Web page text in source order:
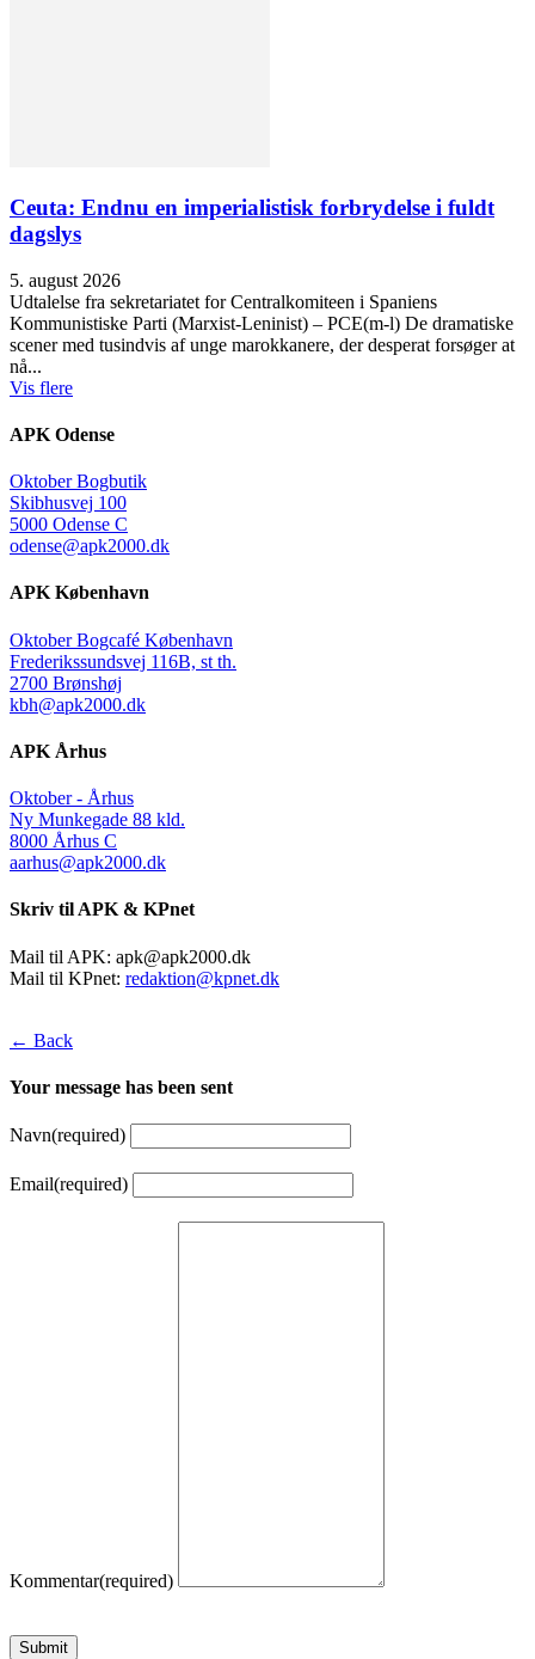
Ceuta: Endnu en imperialistisk forbrydelse i fuldt
dagslys
5. august 2026
Udtalelse fra sekretariatet for Centralkomiteen i Spaniens
Kommunistiske Parti (Marxist-Leninist) – PCE(m-l) De dramatiske
scener med tusindvis af unge marokkanere, der desperat forsøger at
nå...
Vis flere
APK Odense
Oktober Bogbutik
Skibhusvej 100
5000 Odense C
odense@apk2000.dk
APK København
Oktober Bogcafé København
Frederikssundsvej 116B, st th.
2700 Brønshøj
kbh@apk2000.dk
APK Århus
Oktober - Århus
Ny Munkegade 88 kld.
8000 Århus C
aarhus@apk2000.dk
Skriv til APK & KPnet
Mail til APK: apk@apk2000.dk
Mail til KPnet: redaktion@kpnet.dk
← Back
Your message has been sent
Navn(required)
Email(required)
Kommentar(required)
Submit